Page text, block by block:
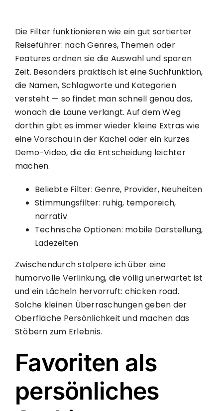
Die Filter funktionieren wie ein gut sortierter
Reiseführer: nach Genres, Themen oder
Features ordnen sie die Auswahl und sparen
Zeit. Besonders praktisch ist eine Suchfunktion,
die Namen, Schlagworte und Kategorien
versteht — so findet man schnell genau das,
wonach die Laune verlangt. Auf dem Weg
dorthin gibt es immer wieder kleine Extras wie
eine Vorschau in der Kachel oder ein kurzes
Demo-Video, die die Entscheidung leichter
machen.
Beliebte Filter: Genre, Provider, Neuheiten
Stimmungsfilter: ruhig, temporeich,
narrativ
Technische Optionen: mobile Darstellung,
Ladezeiten
Zwischendurch stolpere ich über eine
humorvolle Verlinkung, die völlig unerwartet ist
und ein Lächeln hervorruft: chicken road.
Solche kleinen Überraschungen geben der
Oberfläche Persönlichkeit und machen das
Stöbern zum Erlebnis.
Favoriten als
persönliches